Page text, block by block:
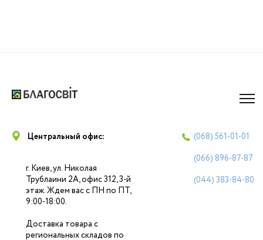
Центральный офис:
г. Киев, ул. Николая
Трублаини 2А, офис 312, 3-й
этаж. Ждем вас с ПН по ПТ,
9:00-18:00.
Доставка товара с
региональных складов по
(068) 561-01-01
(066) 896-87-87
(044) 383-84-80